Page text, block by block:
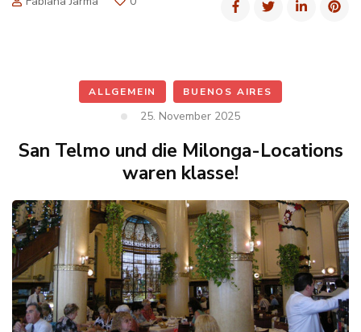
ALLGEMEIN BUENOS AIRES
25. November 2025
San Telmo und die Milonga-Locations
waren klasse!